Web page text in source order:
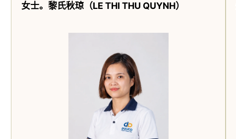
女士。 黎氏秋琼（LE THI THU QUYNH）